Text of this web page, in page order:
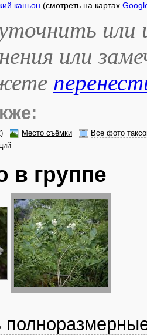
каньон (смотреть на картах
или
или
Место съёмки
Все фото
в группе